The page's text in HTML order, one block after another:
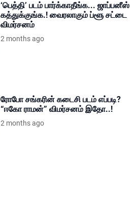
‘பெத்தி’ படம் பார்க்காதீங்க... ஜாப்பனீஸ்
கத்துக்குங்க.! வைரலாகும் ப்ளூ சட்டை
விமர்சனம்
2 months ago
ரோபோ சங்கரின் கடைசி படம் எப்படி?
“ஈகோ ராமன்” விமர்சனம் இதோ..!
2 months ago